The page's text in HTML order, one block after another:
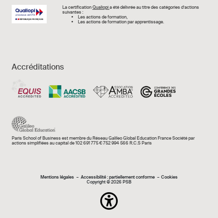
Image La certificationQualiopia été délivrée au titre des catégories d’actions
suivantes :
Les actions de formation,
Les actions de formation par apprentissage.
Accréditations
Paris School of Business est membre du Réseau Galileo Global Education France Société par
actions simplifiées au capital de 102 691 775 € 752 994 566 R.C.S Paris
Mentions légales
Mentions légales Accessibilité : partiellement conforme
Cookies
Copyright © 2026 PSB